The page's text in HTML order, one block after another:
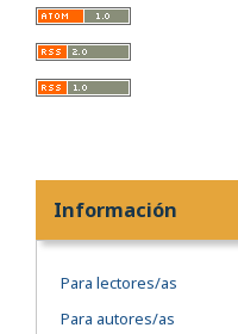
Información
Para lectores/as
Para autores/as